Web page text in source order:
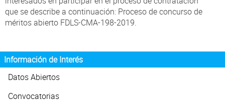
que se describe a continuación: Proceso de concurso de
méritos abierto FDLS-CMA-198-2019.
Información de Interés
Datos Abiertos
Convocatorias